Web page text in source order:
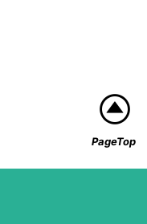
PageTop